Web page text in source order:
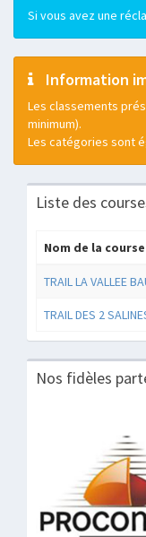
Si vous avez une
Information
Les classements
minimum).
Les catégories sont
Liste des
Nom de la course
TRAIL LA VALLEE
TRAIL DES 2
Nos fidèles